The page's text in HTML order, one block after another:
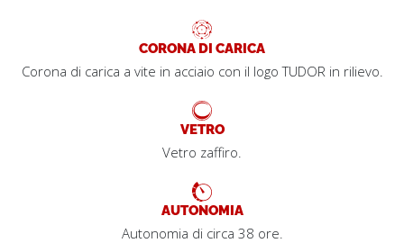
CORONA DI CARICA
Corona di carica a vite in acciaio con il logo TUDOR in rilievo.
VETRO
Vetro zaffiro.
AUTONOMIA
Autonomia di circa 38 ore.